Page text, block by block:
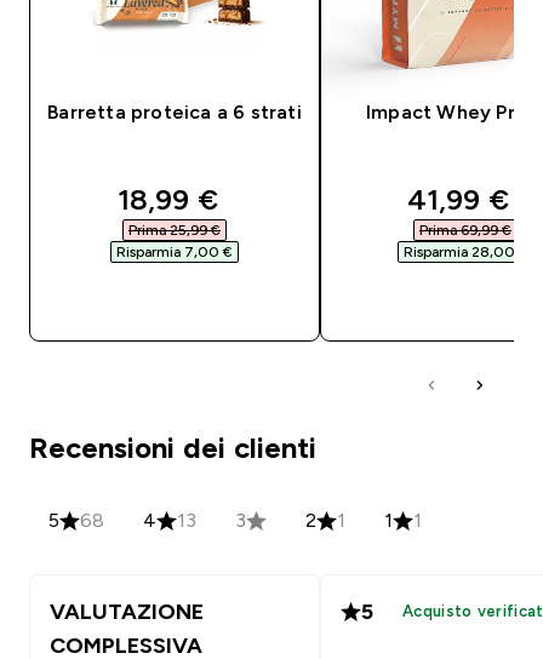
Barretta proteica a 6 strati
discounted price
18,99 €‎
Prima 25,99 €‎
Risparmia 7,00 €‎
Impact Whey
41,99 €‎
Prima 69,99 €‎
Risparmia 28,00 €‎
Recensioni dei clienti
5 68 4 13 3 2 1 1 1
VALUTAZIONE
COMPLESSIVA
5 Acquisto